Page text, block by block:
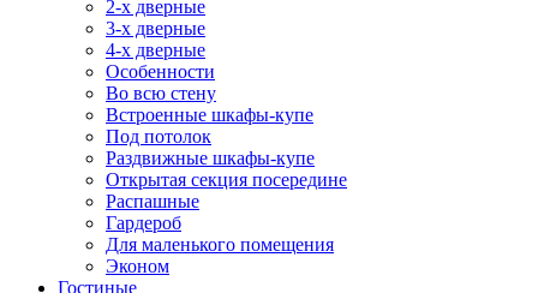
2-х дверные
3-х дверные
4-х дверные
Особенности
Во всю стену
Встроенные шкафы-купе
Под потолок
Раздвижные шкафы-купе
Открытая секция посередине
Распашные
Гардероб
Для маленького помещения
Эконом
Гостиные